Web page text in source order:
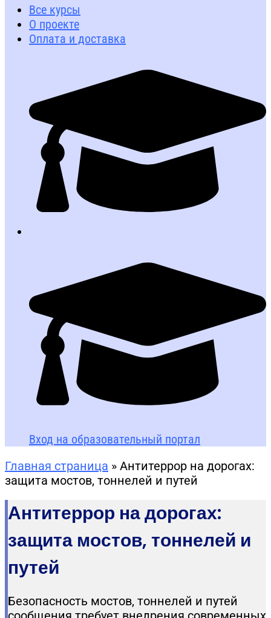
Все курсы
О проекте
Оплата и доставка
Вход на образовательный портал
Главная страница » Антитеррор на дорогах:
защита мостов, тоннелей и путей
Антитеррор на дорогах:
защита мостов, тоннелей и
путей
Безопасность мостов, тоннелей и путей